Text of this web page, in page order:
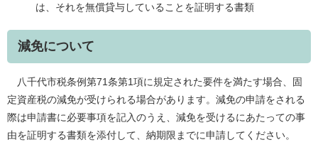
は、それを無償貸与していることを証明する書類
減免について
八千代市税条例第71条第1項に規定された要件を満たす場合、固
定資産税の減免が受けられる場合があります。減免の申請をされる
際は申請書に必要事項を記入のうえ、減免を受けるにあたっての事
由を証明する書類を添付して、納期限までに申請してください。